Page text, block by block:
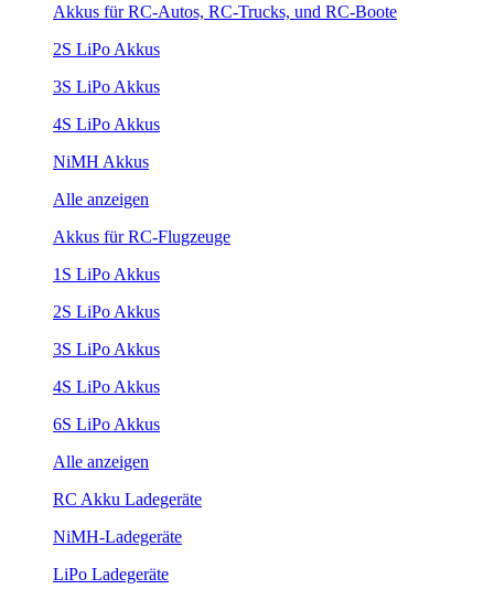
Akkus für RC-Autos, RC-Trucks, und RC-Boote
2S LiPo Akkus
3S LiPo Akkus
4S LiPo Akkus
NiMH Akkus
Alle anzeigen
Akkus für RC-Flugzeuge
1S LiPo Akkus
2S LiPo Akkus
3S LiPo Akkus
4S LiPo Akkus
6S LiPo Akkus
Alle anzeigen
RC Akku Ladegeräte
NiMH-Ladegeräte
LiPo Ladegeräte